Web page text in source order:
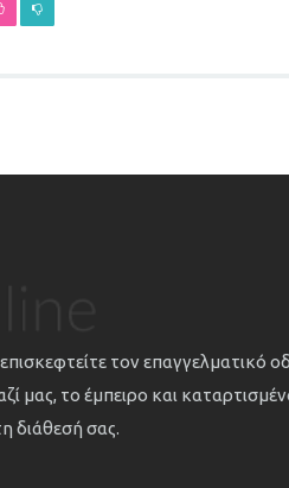
τον επαγγελματικό
μας, το έμπειρο και
διάθεσή σας.